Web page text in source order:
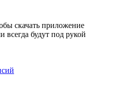
скачать приложение
всегда будут под рукой